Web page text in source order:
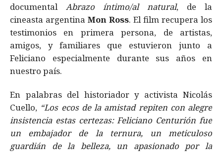
documental Abrazo íntimo/al natural, de la
cineasta argentina Mon Ross. El film recupera los
testimonios en primera persona, de artistas,
amigos, y familiares que estuvieron junto a
Feliciano especialmente durante sus años en
nuestro país.
En palabras del historiador y activista Nicolás
Cuello, “Los ecos de la amistad repiten con alegre
insistencia estas certezas: Feliciano Centurión fue
un embajador de la ternura, un meticuloso
guardián de la belleza, un apasionado por la